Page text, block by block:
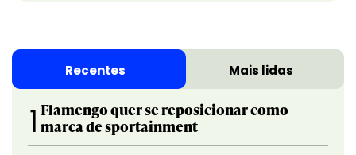
Recentes Mais lidas
1 Flamengo quer se reposicionar como
marca de sportainment